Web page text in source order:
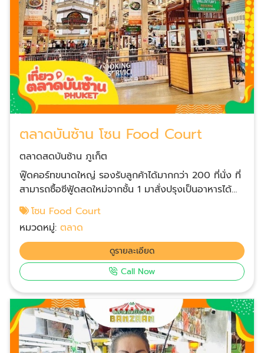
ตลาดบันซ้าน โซน Food Court
ตลาดสดบันซ้าน ภูเก็ต
ฟู๊ดคอร์ทขนาดใหญ่ รองรับลูกค้าได้มากกว่า 200 ที่นั่ง ที่
สามารถซื้อซีฟู้ดสดใหม่จากชั้น 1 มาสั่งปรุงเป็นอาหารได้
ตามต้องการ ตลาดเช้า 06.00-13.00 น. จำหน่ายอาหาร
ประเภทติ่มซำ ชากาแฟ น้ำปั่น ขนมจีน โจ๊ก ข้าวมันไก่ ข้าว
หมูแดง ก๋วยเตี๋ยว ร้านจำหน่ายอาหารปรุงสำเร็จ อาหาร
ตามสั่ง อาหารฮาลาล ร้านจำหน่ายเครื่องดื่มและขนมหวาน
โรตี-น้ำชา น้ำปั่น ไอศครีม มีห้องละหมาดสำหรับพี่น้องชาว
มุสลิม มีห้องน้ำบนชั้น 2 พร้อมทิชชู่และอ่างล้างมือไม่เสีย
เวลาเดินขึ้นลง
โซน Food Court
หมวดหมู่:ตลาด
ดูรายละเอียด
Call Now